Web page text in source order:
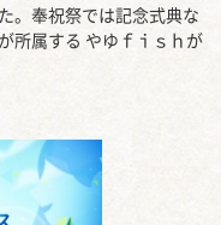
。奉祝祭では記念式典な
所属する やゆｆｉｓｈが